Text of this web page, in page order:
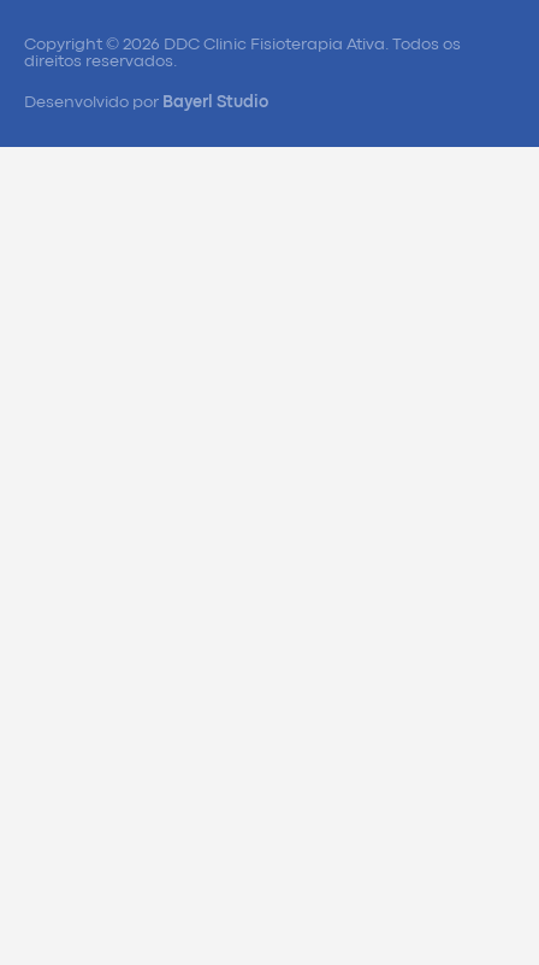
Copyright © 2026 DDC Clinic Fisioterapia Ativa. Todos os
direitos reservados.
Desenvolvido por Bayerl Studio